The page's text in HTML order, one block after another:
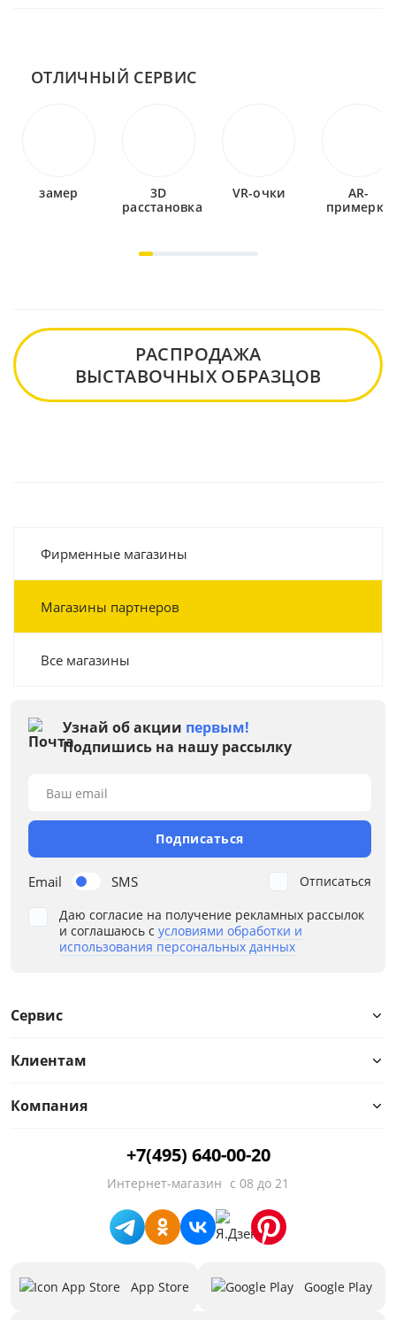
ОТЛИЧНЫЙ СЕРВИС
замер
3D
расстановка
VR-очки
AR-
примерка
РАСПРОДАЖА
ВЫСТАВОЧНЫХ ОБРАЗЦОВ
Фирменные магазины
Магазины партнеров
Все магазины
Узнай об акции первым!
Подпишись на нашу рассылку
Email SMS
Ваш email
Подписаться
Даю согласие на получение рекламных рассылок
и соглашаюсь с условиями обработки и
использования персональных данных
Отписаться
Сервис
Клиентам
Компания
+7(495) 640-00-20
Интернет-магазин с 08 до 21
App Store Google Play